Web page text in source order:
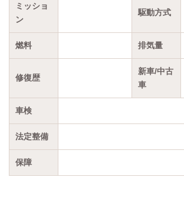
ミッショ
ン
駆動方式
燃料 排気量
修復歴
新車/中古
車
車検
法定整備
保障